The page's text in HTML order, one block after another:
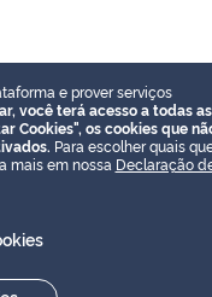
e prover serviços
você terá acesso a todas as
Cookies", os cookies que
Para escolher quais
mais em nossa Declaração